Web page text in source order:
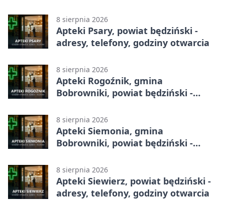
8 sierpnia 2026
Apteki Psary, powiat będziński -
adresy, telefony, godziny otwarcia
8 sierpnia 2026
Apteki Rogoźnik, gmina
Bobrowniki, powiat będziński -
8 sierpnia 2026
Apteki Siemonia, gmina
Bobrowniki, powiat będziński -
8 sierpnia 2026
Apteki Siewierz, powiat będziński -
adresy, telefony, godziny otwarcia